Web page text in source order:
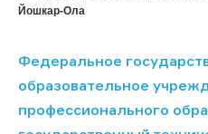
Йошкар-Ола
Федеральное
образовательное
профессионального